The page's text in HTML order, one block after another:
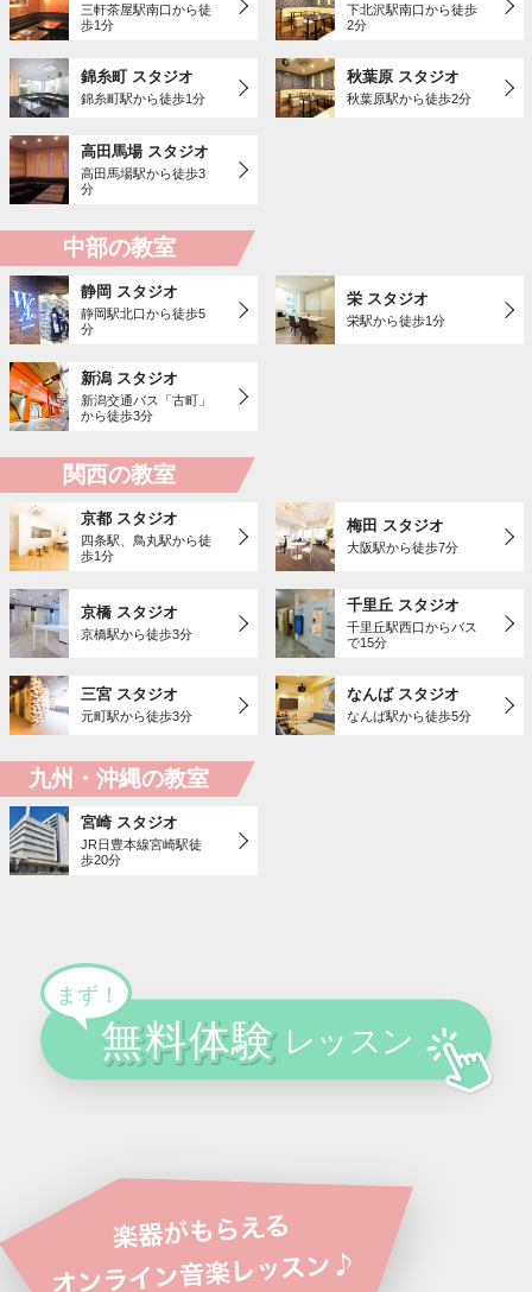
三軒茶屋駅南口から徒
歩1分
下北沢駅南口から徒歩
2分
錦糸町 スタジオ
錦糸町駅から徒歩1分
秋葉原 スタジオ
秋葉原駅から徒歩2分
高田馬場 スタジオ
高田馬場駅から徒歩3
分
中部の教室
静岡 スタジオ
静岡駅北口から徒歩5
分
栄 スタジオ
栄駅から徒歩1分
新潟 スタジオ
新潟交通バス「古町」
から徒歩3分
関西の教室
京都 スタジオ
四条駅、鳥丸駅から徒
歩1分
梅田 スタジオ
大阪駅から徒歩7分
京橋 スタジオ
京橋駅から徒歩3分
千里丘 スタジオ
千里丘駅西口からバス
で15分
三宮 スタジオ
元町駅から徒歩3分
なんば スタジオ
なんば駅から徒歩5分
九州・沖縄の教室
宮崎 スタジオ
JR日豊本線宮崎駅徒
歩20分